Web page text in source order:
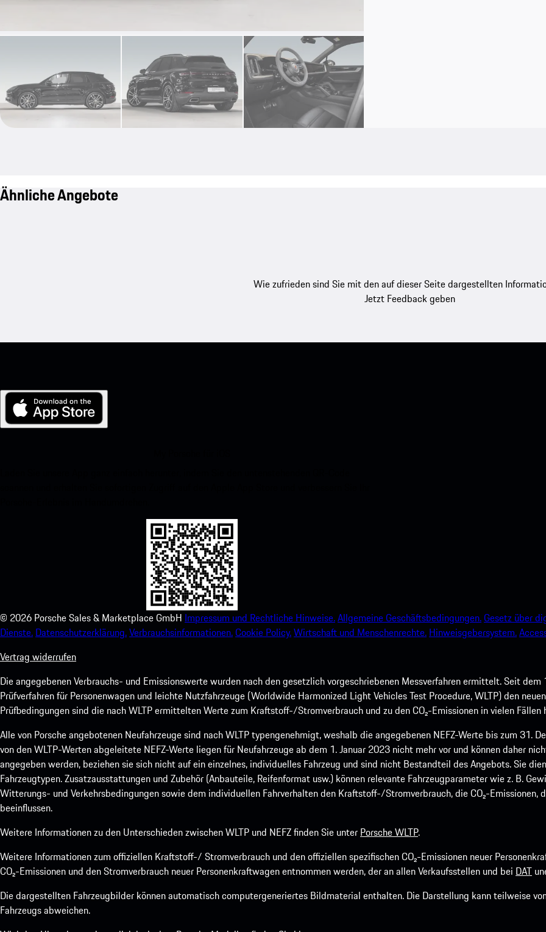
Ähnliche Angebote
Wie zufrieden sind Sie mit den auf dieser Seite dargestellten
Jetzt Feedback geben
© 2026 Porsche Sales & Marketplace GmbH Impressum und Rechtliche Hinweise.Allgemeine Geschäftsbedingungen.Gesetz über
Dienste. Datenschutzerklärung.Verbrauchsinformationen.Cookie Policy.Wirtschaft und Menschenrechte. Hinweisgebersystem.
Vertrag widerrufen
Die angegebenen Verbrauchs- und Emissionswerte wurden nach den gesetzlich vorgeschriebenen Messverfahren ermittelt. Seit
Prüfverfahren für Personenwagen und leichte Nutzfahrzeuge (Worldwide Harmonized Light Vehicles Test Procedure, WLTP) den
Prüfbedingungen sind die nach WLTP ermittelten Werte zum Kraftstoff-/Stromverbrauch und zu den CO₂-Emissionen in vielen
Alle von Porsche angebotenen Neufahrzeuge sind nach WLTP typengenehmigt, weshalb die angegebenen NEFZ-Werte bis zum 31.
von den WLTP-Werten abgeleitete NEFZ-Werte liegen für Neufahrzeuge ab dem 1. Januar 2023 nicht mehr vor und können daher
angegeben werden, beziehen sie sich nicht auf ein einzelnes, individuelles Fahrzeug und sind nicht Bestandteil des Angebots. Sie
Fahrzeugtypen. Zusatzausstattungen und Zubehör (Anbauteile, Reifenformat usw.) können relevante Fahrzeugparameter wie z. B.
Witterungs- und Verkehrsbedingungen sowie dem individuellen Fahrverhalten den Kraftstoff-/Stromverbrauch, die CO₂-Emissionen,
beeinflussen.
Weitere Informationen zu den Unterschieden zwischen WLTP und NEFZ finden Sie unter Porsche WLTP.
Weitere Informationen zum offiziellen Kraftstoff-/ Stromverbrauch und den offiziellen spezifischen CO₂-Emissionen neuer
CO₂-Emissionen und den Stromverbrauch neuer Personenkraftwagen entnommen werden, der an allen Verkaufsstellen und bei DAT
Die dargestellten Fahrzeugbilder können automatisch computergeneriertes Bildmaterial enthalten. Die Darstellung kann teilweise
Fahrzeugs abweichen.